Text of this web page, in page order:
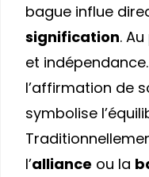
bague influe
signification. Au
et indépendance.
l’affirmation de
symbolise
l’alliance ou la